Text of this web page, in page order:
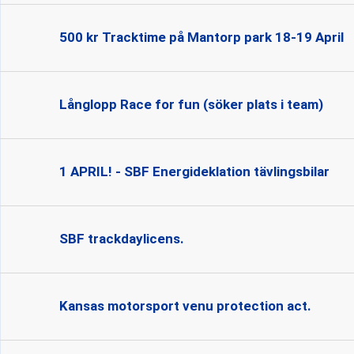
500 kr Tracktime på Mantorp park 18-19 April
Långlopp Race for fun (söker plats i team)
1 APRIL! - SBF Energideklation tävlingsbilar
SBF trackdaylicens.
Kansas motorsport venu protection act.